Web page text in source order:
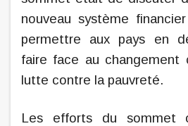
nouveau système
permettre aux pays en
faire face au
lutte contre la pauvreté.
Les efforts du sommet